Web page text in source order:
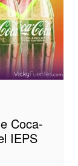
Coca-
IEPS